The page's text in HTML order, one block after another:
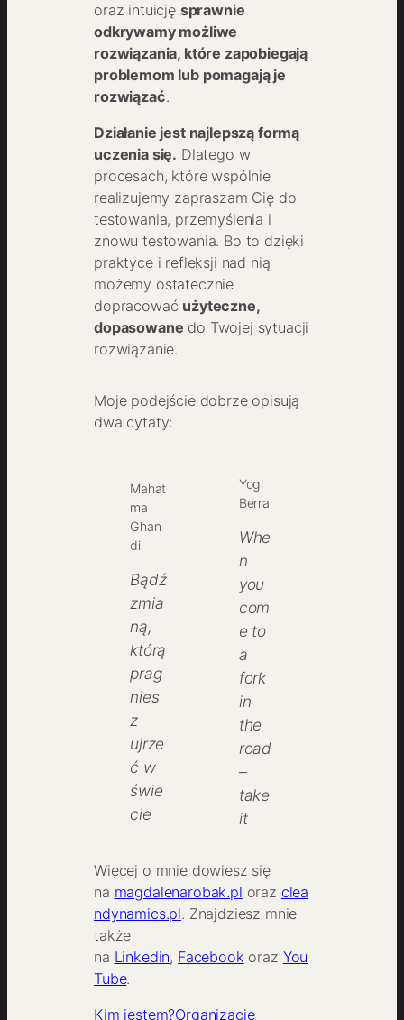
oraz intuicję sprawnie
odkrywamy możliwe
rozwiązania, które zapobiegają
problemom lub pomagają je
rozwiązać.
Działanie jest najlepszą formą
uczenia się. Dlatego w
procesach, które wspólnie
realizujemy zapraszam Cię do
testowania, przemyślenia i
znowu testowania. Bo to dzięki
praktyce i refleksji nad nią
możemy ostatecznie
dopracować użyteczne,
dopasowane do Twojej sytuacji
rozwiązanie.
Moje podejście dobrze opisują
dwa cytaty:
Mahat
ma
Ghan
di
Bądź
zmia
ną,
którą
prag
nies
z
ujrze
ć w
świe
cie
Yogi
Berra
Whe
n
you
com
e to
a
fork
in
the
road
–
take
it
Więcej o mnie dowiesz się
na magdalenarobak.pl oraz clea
ndynamics.pl. Znajdziesz mnie
także
na Linkedin, Facebook oraz You
Tube.
Kim jestem?Organizacje